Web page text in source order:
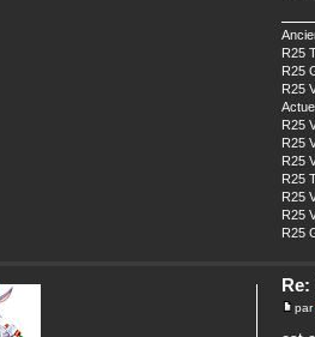
R25
R25
R25
R25
R25
R25
R25
R25
R25
R25